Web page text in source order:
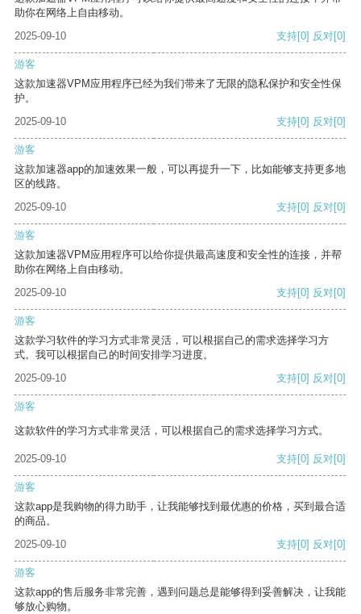
助你在网络上自由移动。
2025-09-10
支持[0] 反对[0]
游客
这款加速器VPM应用程序已经为我们带来了无限的隐私保护和安全性保
护。
2025-09-10
支持[0] 反对[0]
游客
这款加速器app的加速效果一般，可以再提升一下，比如能够支持更多地
区的线路。
2025-09-10
支持[0] 反对[0]
游客
这款加速器VPM应用程序可以给你提供最高速度和安全性的连接，并帮
助你在网络上自由移动。
2025-09-10
支持[0] 反对[0]
游客
这款学习软件的学习方式非常灵活，可以根据自己的需求选择学习方
式。我可以根据自己的时间安排学习进度。
2025-09-10
支持[0] 反对[0]
游客
这款软件的学习方式非常灵活，可以根据自己的需求选择学习方式。
2025-09-10 支持[0] 反对[0]
游客
这款app是我购物的得力助手，让我能够找到最优惠的价格，买到最合适
的商品。
2025-09-10
支持[0] 反对[0]
游客
这款app的售后服务非常完善，遇到问题总是能够得到妥善解决，让我能
够放心购物。